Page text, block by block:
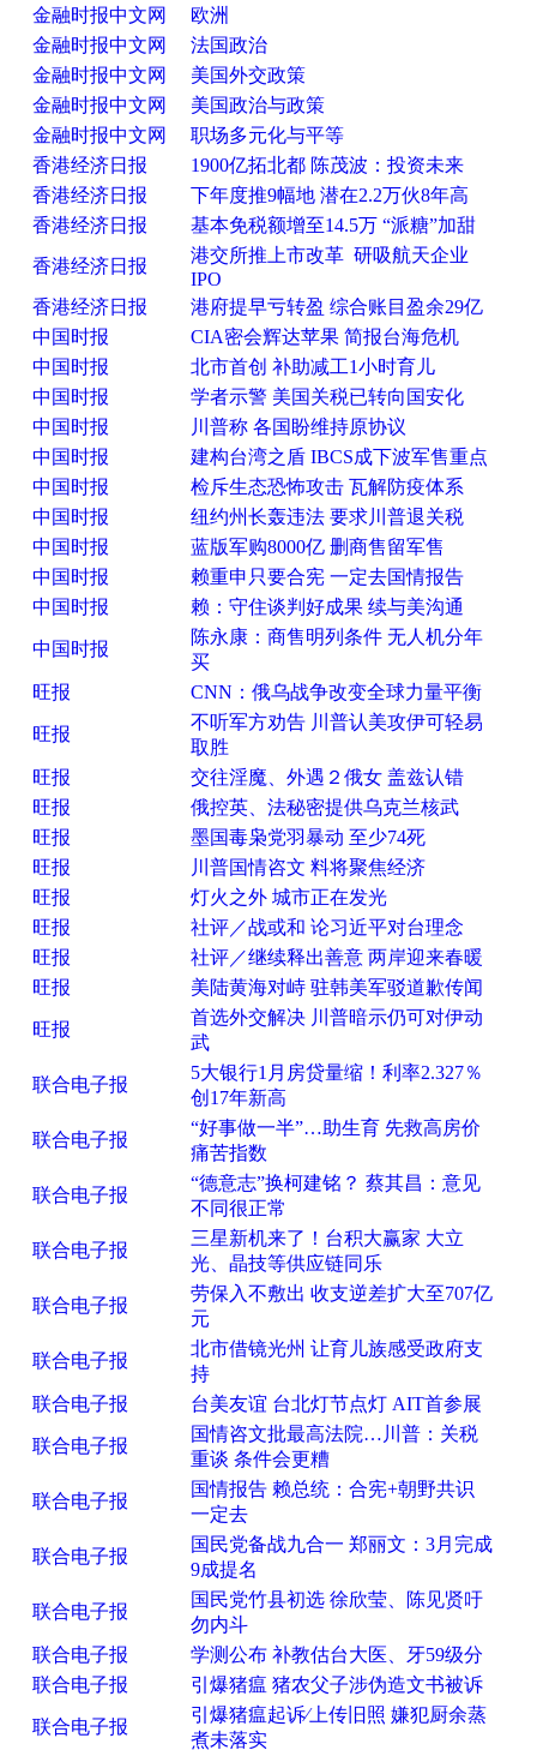
金融时报中文网
欧洲
金融时报中文网
法国政治
金融时报中文网
美国外交政策
金融时报中文网
美国政治与政策
金融时报中文网
职场多元化与平等
香港经济日报
1900亿拓北都 陈茂波：投资未来
香港经济日报
下年度推9幅地 潜在2.2万伙8年高
香港经济日报
基本免税额增至14.5万 “派糖”加甜
香港经济日报
港交所推上市改革 研吸航天企业
IPO
香港经济日报
港府提早亏转盈 综合账目盈余29亿
中国时报
CIA密会辉达苹果 简报台海危机
中国时报
北市首创 补助减工1小时育儿
中国时报
学者示警 美国关税已转向国安化
中国时报
川普称 各国盼维持原协议
中国时报
建构台湾之盾 IBCS成下波军售重点
中国时报
检斥生态恐怖攻击 瓦解防疫体系
中国时报
纽约州长轰违法 要求川普退关税
中国时报
蓝版军购8000亿 删商售留军售
中国时报
赖重申只要合宪 一定去国情报告
中国时报
赖：守住谈判好成果 续与美沟通
中国时报
陈永康：商售明列条件 无人机分年
买
旺报
CNN：俄乌战争改变全球力量平衡
旺报
不听军方劝告 川普认美攻伊可轻易
取胜
旺报
交往淫魔、外遇２俄女 盖兹认错
旺报
俄控英、法秘密提供乌克兰核武
旺报
墨国毒枭党羽暴动 至少74死
旺报
川普国情咨文 料将聚焦经济
旺报
灯火之外 城市正在发光
旺报
社评／战或和 论习近平对台理念
旺报
社评／继续释出善意 两岸迎来春暖
旺报
美陆黄海对峙 驻韩美军驳道歉传闻
旺报
首选外交解决 川普暗示仍可对伊动
武
联合电子报
5大银行1月房贷量缩！利率2.327％
创17年新高
联合电子报
“好事做一半”…助生育 先救高房价
痛苦指数
联合电子报
“德意志”换柯建铭？ 蔡其昌：意见
不同很正常
联合电子报
三星新机来了！台积大赢家 大立
光、晶技等供应链同乐
联合电子报
劳保入不敷出 收支逆差扩大至707亿
元
联合电子报
北市借镜光州 让育儿族感受政府支
持
联合电子报
台美友谊 台北灯节点灯 AIT首参展
联合电子报
国情咨文批最高法院…川普：关税
重谈 条件会更糟
联合电子报
国情报告 赖总统：合宪+朝野共识
一定去
联合电子报
国民党备战九合一 郑丽文：3月完成
9成提名
联合电子报
国民党竹县初选 徐欣莹、陈见贤吁
勿内斗
联合电子报
学测公布 补教估台大医、牙59级分
联合电子报
引爆猪瘟 猪农父子涉伪造文书被诉
联合电子报
引爆猪瘟起诉∕上传旧照 嫌犯厨余蒸
煮未落实